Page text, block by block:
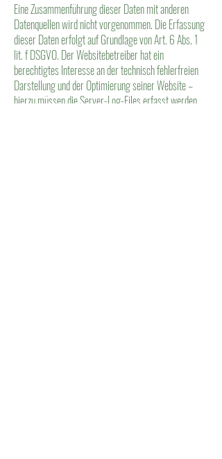
Eine Zusammenführung dieser Daten mit anderen
Datenquellen wird nicht vorgenommen. Die Erfassung
dieser Daten erfolgt auf Grundlage von Art. 6 Abs. 1
lit. f DSGVO. Der Websitebetreiber hat ein
berechtigtes Interesse an der technisch fehlerfreien
Darstellung und der Optimierung seiner Website –
hierzu müssen die Server-Log-Files erfasst werden.